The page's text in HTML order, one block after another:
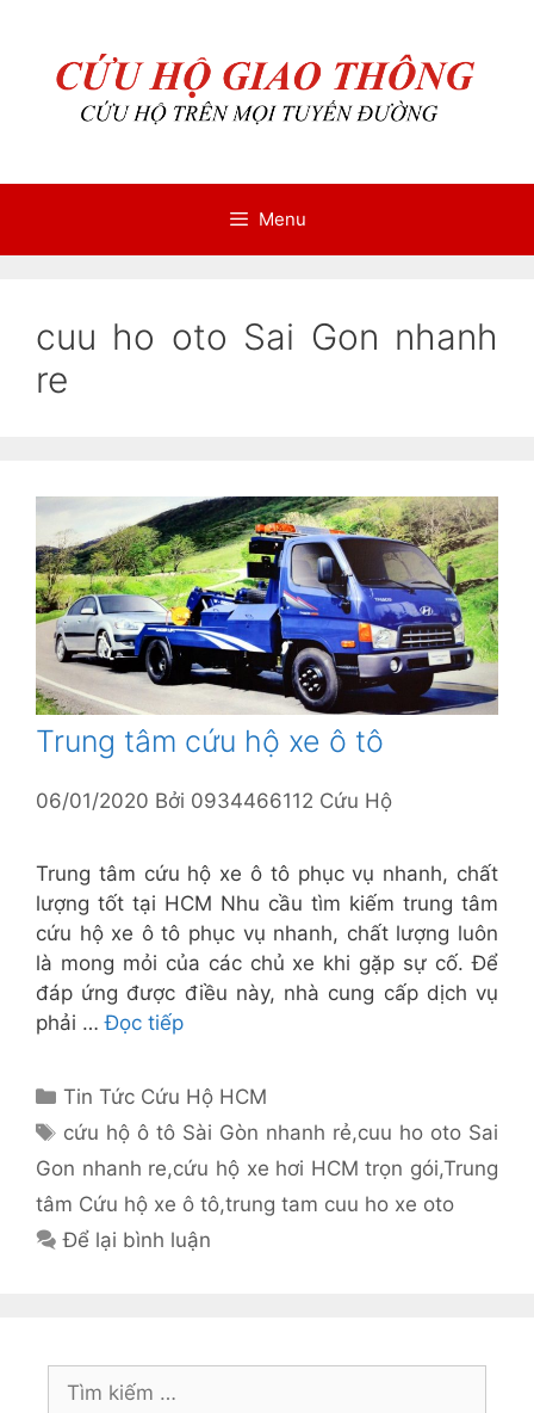
Menu
cuu ho oto Sai Gon nhanh
re
Trung tâm cứu hộ xe ô tô
06/01/2020 Bởi 0934466112 Cứu Hộ
Trung tâm cứu hộ xe ô tô phục vụ nhanh, chất
lượng tốt tại HCM Nhu cầu tìm kiếm trung tâm
cứu hộ xe ô tô phục vụ nhanh, chất lượng luôn
là mong mỏi của các chủ xe khi gặp sự cố. Để
đáp ứng được điều này, nhà cung cấp dịch vụ
phải …Đọc tiếp
Danh
mục
Tin Tức Cứu Hộ HCM
Thẻ
cứu hộ ô tô Sài Gòn nhanh rẻ,cuu ho oto Sai
Gon nhanh re,cứu hộ xe hơi HCM trọn gói,Trung
tâm Cứu hộ xe ô tô,trung tam cuu ho xe oto
Để lại bình luận
Tìm